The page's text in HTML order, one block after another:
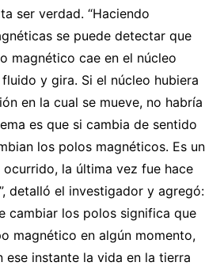
ser verdad. “Haciendo
se puede detectar que
magnético cae en el núcleo
y gira. Si el núcleo hubiera
en la cual se mueve, no habría
es que si cambia de sentido
los polos magnéticos. Es un
la última vez fue hace
detalló el investigador y agregó:
cambiar los polos significa que
magnético en algún momento,
ese instante la vida en la tierra